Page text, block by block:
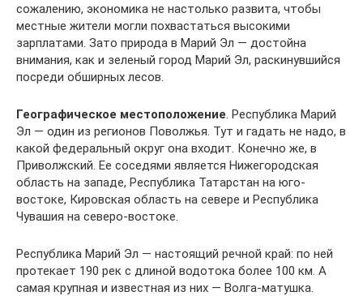
сожалению, экономика не настолько развита, чтобы
местные жители могли похвастаться высокими
зарплатами. Зато природа в Марий Эл — достойна
внимания, как и зеленый город Марий Эл, раскинувшийся
посреди обширных лесов.
Географическое местоположение. Республика Марий
Эл — один из регионов Поволжья. Тут и гадать не надо, в
какой федеральный округ она входит. Конечно же, в
Приволжский. Ее соседями является Нижегородская
область на западе, Республика Татарстан на юго-
востоке, Кировская область на севере и Республика
Чувашия на северо-востоке.
Республика Марий Эл — настоящий речной край: по ней
протекает 190 рек с длиной водотока более 100 км. А
самая крупная и известная из них — Волга-матушка.